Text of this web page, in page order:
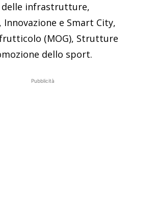
delle infrastrutture,
e Smart City,
(MOG), Strutture
dello sport.
Pubblicità